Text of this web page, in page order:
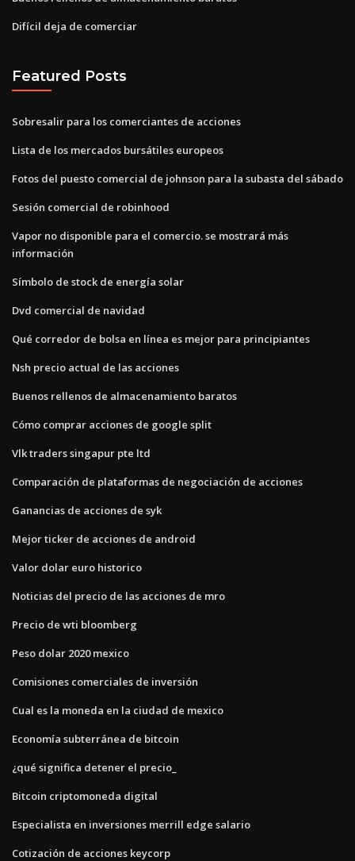
Difícil deja de comerciar
Featured Posts
Sobresalir para los comerciantes de acciones
Lista de los mercados bursátiles europeos
Fotos del puesto comercial de johnson para la subasta del sábado
Sesión comercial de robinhood
Vapor no disponible para el comercio. se mostrará más
información
Símbolo de stock de energía solar
Dvd comercial de navidad
Qué corredor de bolsa en línea es mejor para principiantes
Nsh precio actual de las acciones
Buenos rellenos de almacenamiento baratos
Cómo comprar acciones de google split
Vlk traders singapur pte ltd
Comparación de plataformas de negociación de acciones
Ganancias de acciones de syk
Mejor ticker de acciones de android
Valor dolar euro historico
Noticias del precio de las acciones de mro
Precio de wti bloomberg
Peso dolar 2020 mexico
Comisiones comerciales de inversión
Cual es la moneda en la ciudad de mexico
Economía subterránea de bitcoin
¿qué significa detener el precio_
Bitcoin criptomoneda digital
Especialista en inversiones merrill edge salario
Cotización de acciones keycorp